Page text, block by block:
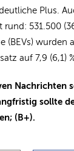
Plus.
rund: 531.500
(BEVs) wurden
auf 7,9 (6,1)
Nachrichten
sollte
(B+).